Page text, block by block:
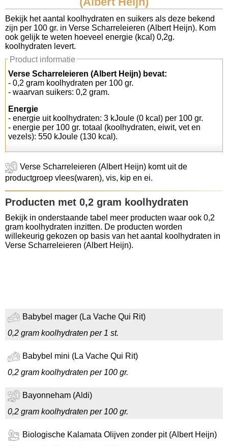
Koolhydraten tellen
Links
Bekijk het aantal koolhydraten en suikers als deze bekend
zijn per 100 gr. in Verse Scharreleieren (Albert Heijn). Kom
ook gelijk te weten hoeveel energie (kcal) 0,2g.
koolhydraten levert.
Product informatie
Verse Scharreleieren (Albert Heijn) bevat:
- 0,2 gram koolhydraten per 100 gr.
- waarvan suikers: 0,2 gram.
Energie
- energie uit koolhydraten: 3 kJoule (0 kcal) per 100 gr.
- energie per 100 gr. totaal (koolhydraten, eiwit, vet en
vezels): 550 kJoule (130 kcal).
Verse Scharreleieren (Albert Heijn) komt uit de
productgroep vlees(waren), vis, kip en ei.
Producten met 0,2 gram koolhydraten
Bekijk in onderstaande tabel meer producten waar ook 0,2
gram koolhydraten inzitten. De producten worden
willekeurig gekozen op basis van het aantal koolhydraten in
Verse Scharreleieren (Albert Heijn).
Babybel mager (La Vache Qui Rit)
0,2 gram koolhydraten per 1 st.
Babybel mini (La Vache Qui Rit)
0,2 gram koolhydraten per 100 gr.
Bayonneham (Aldi)
0,2 gram koolhydraten per 100 gr.
Biologische Kalamata Olijven zonder pit (Albert Heijn)